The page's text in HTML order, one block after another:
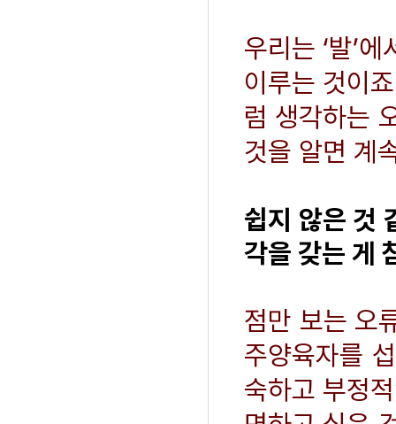
우리는 ‘발’
이루는 것이
럼 생각하는
것을 알면 계
쉽지 않은 것
각을 갖는 게
점만 보는 오
주양육자를
숙하고 부정